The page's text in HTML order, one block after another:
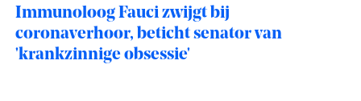
Immunoloog Fauci zwijgt bij
coronaverhoor, beticht senator van
'krankzinnige obsessie'